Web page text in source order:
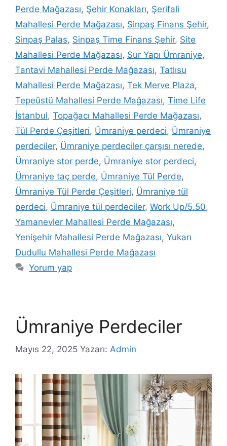
Perde Mağazası, Şehir Konakları, Şerifali
Mahallesi Perde Mağazası, Sinpaş Finans Şehir,
Sinpaş Palas, Sinpaş Time Finans Şehir, Site
Mahallesi Perde Mağazası, Sur Yapı Ümraniye,
Tantavi Mahallesi Perde Mağazası, Tatlısu
Mahallesi Perde Mağazası, Tek Merve Plaza,
Tepeüstü Mahallesi Perde Mağazası, Time Life
İstanbul, Topağacı Mahallesi Perde Mağazası,
Tül Perde Çeşitleri, Ümraniye perdeci, Ümraniye
perdeciler, Ümraniye perdeciler çarşısı nerede,
Ümraniye stor perde, Ümraniye stor perdeci,
Ümraniye taç perde, Ümraniye Tül Perde,
Ümraniye Tül Perde Çeşitleri, Ümraniye tül
perdeci, Ümraniye tül perdeciler, Work Up/5.50,
Yamanevler Mahallesi Perde Mağazası,
Yenişehir Mahallesi Perde Mağazası, Yukarı
Dudullu Mahallesi Perde Mağazası
Yorum yap
Ümraniye Perdeciler
Mayıs 22, 2025 Yazarı: Admin